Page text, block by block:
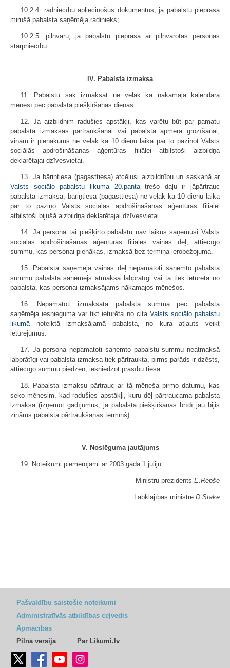
10.2.4. radniecību apliecinošus dokumentus, ja pabalstu pieprasa
mirušā pabalsta saņēmēja radinieks;
10.2.5. pilnvaru, ja pabalstu pieprasa ar pilnvarotas personas
starpniecību.
IV. Pabalsta izmaksa
11. Pabalstu sāk izmaksāt ne vēlāk kā nākamajā kalendāra
mēnesī pēc pabalsta piešķiršanas dienas.
12. Ja aizbildnim radušies apstākļi, kas varētu būt par pamatu
pabalsta izmaksas pārtraukšanai vai pabalsta apmēra grozīšanai,
viņam ir pienākums ne vēlāk kā 10 dienu laikā par to paziņot Valsts
sociālās apdrošināšanas aģentūras filiālei atbilstoši aizbildņa
deklarētajai dzīvesvietai.
13. Ja bāriņtiesa (pagasttiesa) atcēlusi aizbildnību un saskaņā ar
Valsts sociālo pabalstu likuma
20.pantatrešo daļu ir jāpārtrauc
pabalsta izmaksa, bāriņtiesa (pagasttiesa) ne vēlāk kā 10 dienu laikā
par to paziņo Valsts sociālās apdrošināšanas aģentūras filiālei
atbilstoši bijušā aizbildņa deklarētajai dzīvesvietai.
14. Ja persona tai piešķirto pabalstu nav laikus saņēmusi Valsts
sociālās apdrošināšanas aģentūras filiāles vainas dēļ, attiecīgo
summu, kas personai pienākas, izmaksā bez termiņa ierobežojuma.
15. Pabalsta saņēmēja vainas dēļ nepamatoti saņemto pabalsta
summu pabalsta saņēmējs atmaksā labprātīgi vai tā tiek ieturēta no
pabalsta, kas personai izmaksājams nākamajos mēnešos.
16. Nepamatoti izmaksātā pabalsta summa pēc pabalsta
saņēmēja iesnieguma var tikt ieturēta no cita Valsts sociālo pabalstu
likumānoteiktā izmaksājamā pabalsta, no kura atļauts veikt
ieturējumus.
17. Ja persona nepamatoti saņemto pabalstu summu neatmaksā
labprātīgi vai pabalsta izmaksa tiek pārtraukta, pirms parāds ir dzēsts,
attiecīgo summu piedzen, iesniedzot prasību tiesā.
18. Pabalsta izmaksu pārtrauc ar tā mēneša pirmo datumu, kas
seko mēnesim, kad radušies apstākļi, kuru dēļ pārtraucama pabalsta
izmaksa (izņemot gadījumus, ja pabalsta piešķiršanas brīdī jau bijis
zināms pabalsta pārtraukšanas termiņš).
V. Noslēguma jautājums
19. Noteikumi piemērojami ar 2003.gada 1.jūliju.
Ministru prezidents E.Repše
Labklājības ministre D.Staķe
Pašvaldību saistošie noteikumi
Administratīvās atbildības ceļvedis
Apmācības
Pilnā versija
Par Likumi.lv